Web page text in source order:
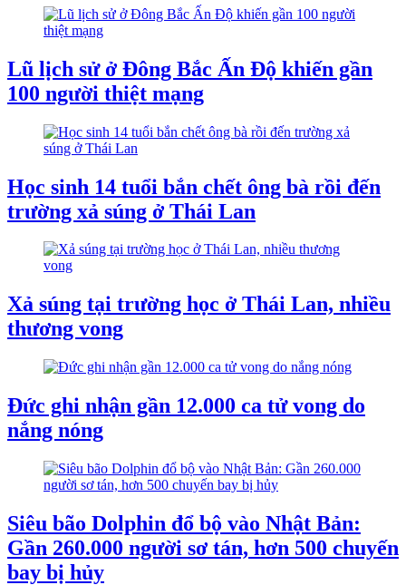
Lũ lịch sử ở Đông Bắc Ấn Độ khiến gần
100 người thiệt mạng
Học sinh 14 tuổi bắn chết ông bà rồi đến
trường xả súng ở Thái Lan
Xả súng tại trường học ở Thái Lan, nhiều
thương vong
Đức ghi nhận gần 12.000 ca tử vong do
nắng nóng
Siêu bão Dolphin đổ bộ vào Nhật Bản:
Gần 260.000 người sơ tán, hơn 500 chuyến
bay bị hủy